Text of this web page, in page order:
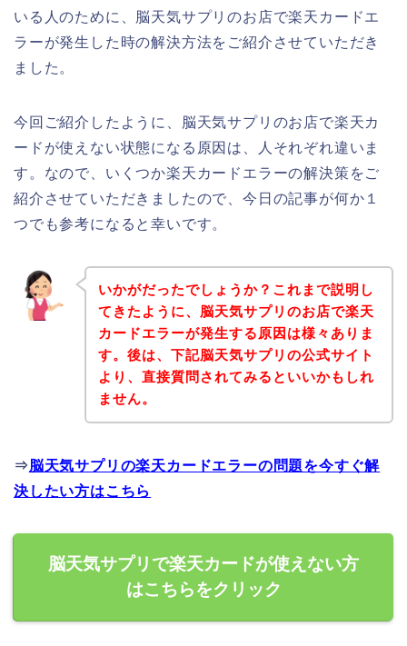
いる人のために、脳天気サプリのお店で楽天カードエ
ラーが発生した時の解決方法をご紹介させていただき
ました。
今回ご紹介したように、脳天気サプリのお店で楽天カ
ードが使えない状態になる原因は、人それぞれ違いま
す。なので、いくつか楽天カードエラーの解決策をご
紹介させていただきましたので、今日の記事が何か１
つでも参考になると幸いです。
いかがだったでしょうか？これまで説明し
てきたように、脳天気サプリのお店で楽天
カードエラーが発生する原因は様々ありま
す。後は、下記脳天気サプリの公式サイト
より、直接質問されてみるといいかもしれ
ません。
⇒脳天気サプリの楽天カードエラーの問題を今すぐ解
決したい方はこちら
脳天気サプリで楽天カードが使えない方
はこちらをクリック